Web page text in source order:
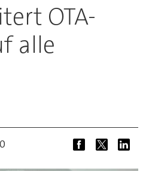
OTA-
alle